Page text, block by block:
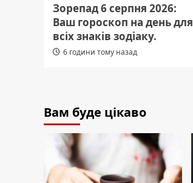
Зорепад 6 серпня 2026:
Ваш гороскоп на день для
всіх знаків зодіаку.
6 години тому назад
Вам буде цікаво